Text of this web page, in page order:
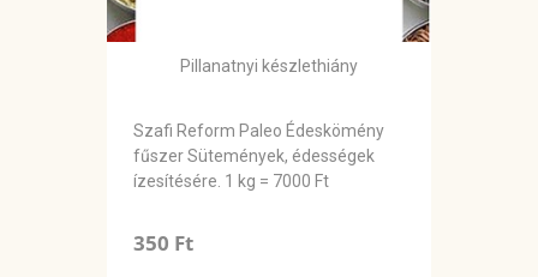
Pillanatnyi készlethiány
Szafi Reform Paleo Édeskömény
fűszer Sütemények, édességek
ízesítésére. 1 kg = 7000 Ft
350 Ft